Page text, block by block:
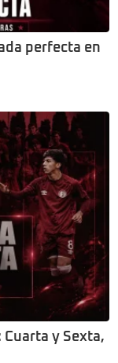
perfecta en
y Sexta,